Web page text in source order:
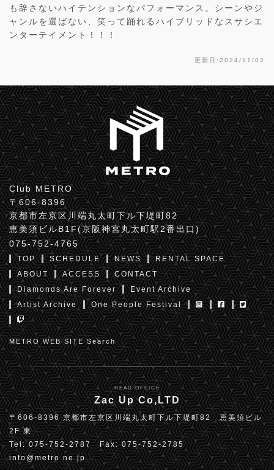
も辞さないハイテンションなパフォーマンス。シーンやジ
ャンルを選ばない、笑って踊れるハイブリッドなスサシエ
ンターテイメント！！！
更新日:2024/11/02
Club METRO
〒606-8396
京都市左京区川端丸太町下ル下堤町82
恵美須ビルB1F(京阪神宮丸太町駅2番出口)
075-752-4765
TOP SCHEDULE NEWS
RENTAL SPACE
ABOUT
ACCESS
CONTACT
Diamonds Are Forever
Event Archive
Artist Archive
One People Festival
METRO WEB SITE Search
HEAD OFFICE
Zac Up Co,LTD
〒606-8396 京都市左京区川端丸太町下ル下堤町82 恵美須ビル
2F 東
Tel: 075-752-2787 Fax: 075-752-2785
info@metro.ne.jp